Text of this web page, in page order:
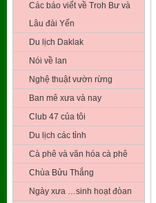
Các báo viết về Troh Bư và
Lâu đài Yến
Du lịch Daklak
Nói về lan
Nghệ thuật vườn rừng
Ban mê xưa và nay
Club 47 của tôi
Du lịch các tỉnh
Cà phê và văn hóa cà phê
Chùa Bửu Thắng
Ngày xưa …sinh hoạt đòan